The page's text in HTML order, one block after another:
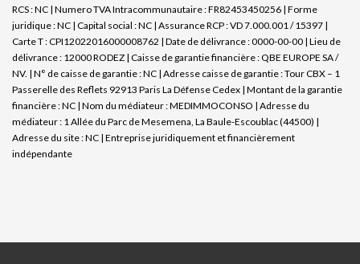
RCS : NC | Numero TVA Intracommunautaire : FR82453450256 | Forme
juridique : NC | Capital social : NC | Assurance RCP : VD 7.000.001 / 15397 |
Carte T : CPI12022016000008762 | Date de délivrance : 0000-00-00 | Lieu de
délivrance : 12000 RODEZ | Caisse de garantie financière : QBE EUROPE SA /
NV. | N° de caisse de garantie : NC | Adresse caisse de garantie : Tour CBX – 1
Passerelle des Reflets 92913 Paris La Défense Cedex | Montant de la garantie
financière : NC | Nom du médiateur : MEDIMMOCONSO | Adresse du
médiateur : 1 Allée du Parc de Mesemena, La Baule-Escoublac (44500) |
Adresse du site : NC | Entreprise juridiquement et financièrement
indépendante